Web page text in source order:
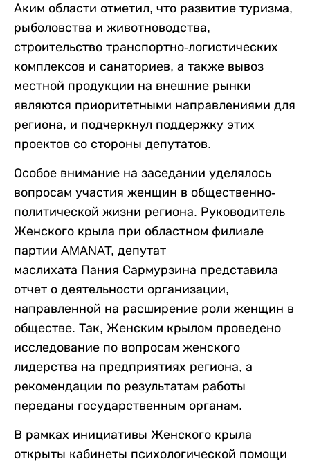
Аким области отметил, что развитие туризма,
рыболовства и животноводства,
строительство транспортно-логистических
комплексов и санаториев, а также вывоз
местной продукции на внешние рынки
являются приоритетными направлениями для
региона, и подчеркнул поддержку этих
проектов со стороны депутатов.
Особое внимание на заседании уделялось
вопросам участия женщин в общественно-
политической жизни региона. Руководитель
Женского крыла при областном филиале
партии AMANAT, депутат
маслихата Пания Сармурзина представила
отчет о деятельности организации,
направленной на расширение роли женщин в
обществе. Так, Женским крылом проведено
исследование по вопросам женского
лидерства на предприятиях региона, а
рекомендации по результатам работы
переданы государственным органам.
В рамках инициативы Женского крыла
открыты кабинеты психологической помощи